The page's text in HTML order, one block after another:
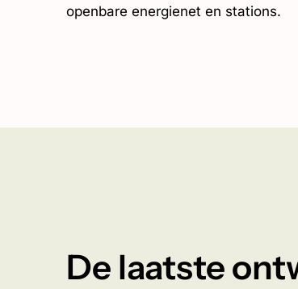
openbare energienet en stations.
De laatste